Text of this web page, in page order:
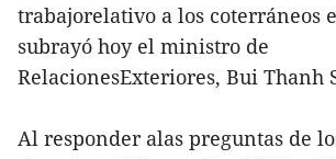
trabajorelativo a los coterráneos
subrayó hoy el ministro de
RelacionesExteriores, Bui Thanh
Al responder alas preguntas de